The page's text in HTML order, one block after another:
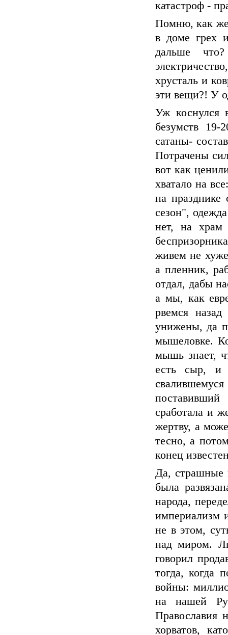
катастроф -
Помню, как
в доме грех
дальше
хрусталь и
эти вещи?! У
Уж коснулся
безумств
сатаны-
Потрачены
вот как
хватало на
на
сезон",
нет, на
живем не
а пленник,
отдал, дабы
а мы, как
рвемся
унижены, да
мышеловке.
мышь знает,
есть сыр, и
сработала и
жертву, а
тесно, а
конец
Да, страшные
была
народа,
империализм
не в этом,
над миром.
говорил
тогда, когда
войны:
на нашей
Православия
хорватов,